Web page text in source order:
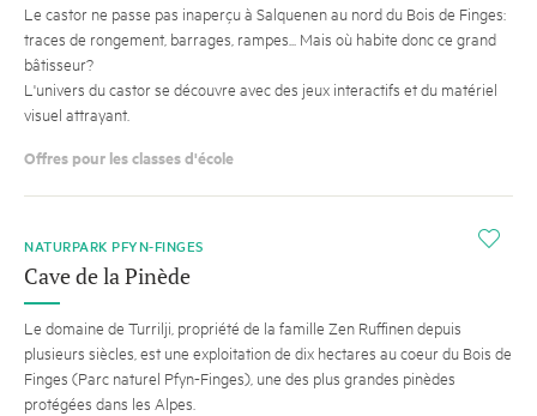
Le castor ne passe pas inaperçu à Salquenen au nord du Bois de Finges:
traces de rongement, barrages, rampes... Mais où habite donc ce grand
bâtisseur?
L'univers du castor se découvre avec des jeux interactifs et du matériel
visuel attrayant.
Offres pour les classes d'école
i
NATURPARK PFYN-FINGES
Cave de la Pinède
Le domaine de Turrilji, propriété de la famille Zen Ruffinen depuis
plusieurs siècles, est une exploitation de dix hectares au coeur du Bois de
Finges (Parc naturel Pfyn-Finges), une des plus grandes pinèdes
protégées dans les Alpes.